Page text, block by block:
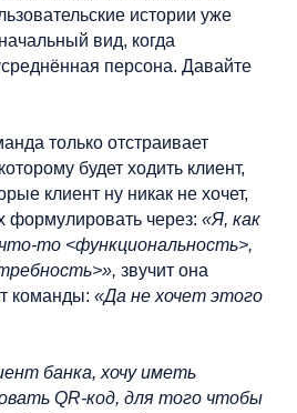
истории уже
вид, когда
персона. Давайте
только отстраивает
будет ходить клиент,
клиент ну никак не хочет,
формулировать через: «Я, как
то <функциональность>,
звучит она
команды: «Да не хочет этого
банка, хочу иметь
QR-код, для того чтобы